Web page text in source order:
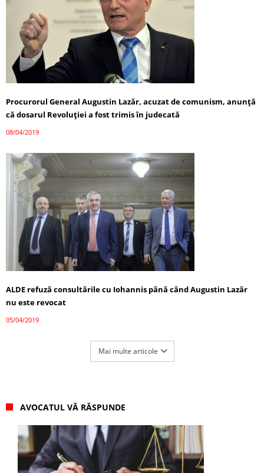
Procurorul General Augustin Lazăr, acuzat de comunism, anunță
că dosarul Revoluţiei a fost trimis în judecată
08/04/2019
ALDE refuză consultările cu Iohannis până când Augustin Lazăr
nu este revocat
05/04/2019
Mai multe articole
AVOCATUL VĂ RĂSPUNDE